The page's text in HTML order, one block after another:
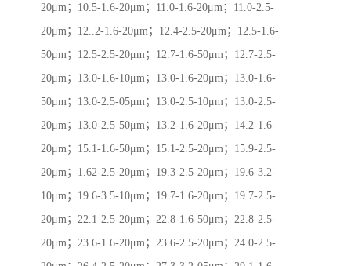
20μm；10.5-1.6-20μm；11.0-1.6-20μm；11.0-2.5-
20μm；12..2-1.6-20μm；12.4-2.5-20μm；12.5-1.6-
50μm；12.5-2.5-20μm；12.7-1.6-50μm；12.7-2.5-
20μm；13.0-1.6-10μm；13.0-1.6-20μm；13.0-1.6-
50μm；13.0-2.5-05μm；13.0-2.5-10μm；13.0-2.5-
20μm；13.0-2.5-50μm；13.2-1.6-20μm；14.2-1.6-
20μm；15.1-1.6-50μm；15.1-2.5-20μm；15.9-2.5-
20μm；1.62-2.5-20μm；19.3-2.5-20μm；19.6-3.2-
10μm；19.6-3.5-10μm；19.7-1.6-20μm；19.7-2.5-
20μm；22.1-2.5-20μm；22.8-1.6-50μm；22.8-2.5-
20μm；23.6-1.6-20μm；23.6-2.5-20μm；24.0-2.5-